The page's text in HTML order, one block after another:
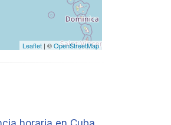
Leaflet | ©OpenStreetMap